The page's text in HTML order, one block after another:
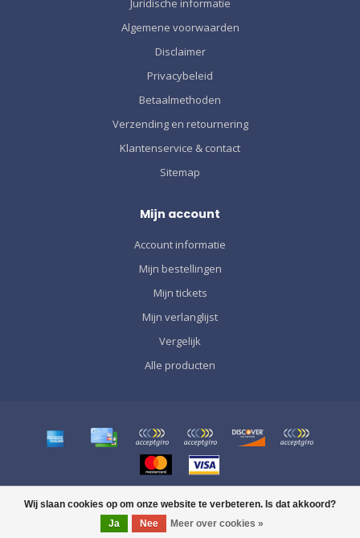
Wij slaan cookies op om onze website te verbeteren. Is dat akkoord?
Ja
Nee Meer over cookies »
Juridische informatie
Algemene voorwaarden
Disclaimer
Privacybeleid
Betaalmethoden
Verzending en retournering
Klantenservice & contact
Sitemap
Mijn account
Account informatie
Mijn bestellingen
Mijn tickets
Mijn verlanglijst
Vergelijk
Alle producten
© Copyright 2026 SPORT GRÀCIA
FILTERS